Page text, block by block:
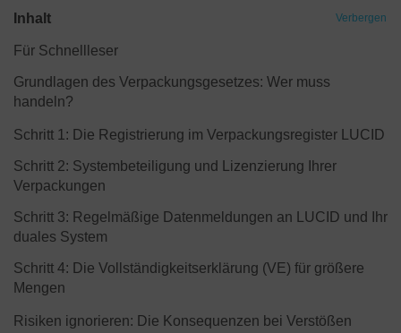
Inhalt Verbergen
Für Schnellleser
Grundlagen des Verpackungsgesetzes: Wer muss
handeln?
Schritt 1: Die Registrierung im Verpackungsregister LUCID
Schritt 2: Systembeteiligung und Lizenzierung Ihrer
Verpackungen
Schritt 3: Regelmäßige Datenmeldungen an LUCID und Ihr
duales System
Schritt 4: Die Vollständigkeitserklärung (VE) für größere
Mengen
Risiken ignorieren: Die Konsequenzen bei Verstößen